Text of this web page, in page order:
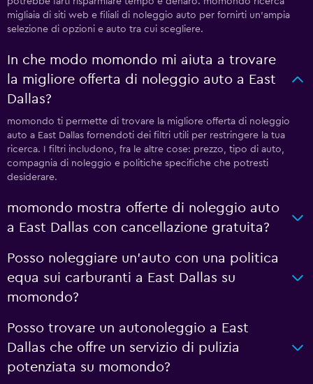
migliaia di siti web e filiali di noleggio auto per fornirti un'ampia
selezione di opzioni e auto tra cui scegliere.
In che modo momondo mi aiuta a trovare
la migliore offerta di noleggio auto a East
Dallas?
momondo ti permette di trovare la migliore offerta di noleggio
auto a East Dallas fornendoti dei filtri utili per restringere la tua
ricerca. I filtri includono, fra le altre cose: prezzo, tipo di auto,
compagnia di noleggio e politiche specifiche che potresti
desiderare.
momondo mostra offerte di noleggio auto
a East Dallas con cancellazione gratuita?
Posso noleggiare un'auto con una politica
equa sui carburanti a East Dallas su
momondo?
Posso trovare un autonoleggio a East
Dallas che offre un servizio di pulizia
potenziata su momondo?